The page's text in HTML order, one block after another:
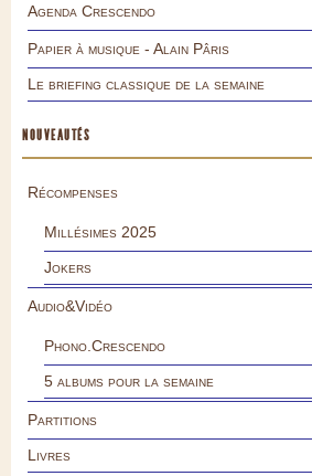
Agenda Crescendo
Papier à musique - Alain Pâris
Le briefing classique de la semaine
NOUVEAUTÉS
Récompenses
Millésimes 2025
Jokers
Audio&Vidéo
Phono.Crescendo
5 albums pour la semaine
Partitions
Livres